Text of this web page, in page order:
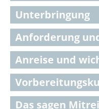
Unterbringung
Anforderung
Anreise und
Das sagen